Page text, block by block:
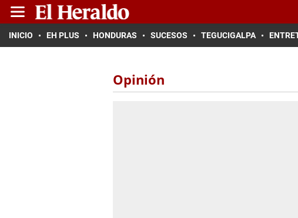
INICIO EH PLUS HONDURAS SUCESOS TEGUCIGALPA
Opinión